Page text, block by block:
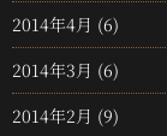
2014年4月 (6)
2014年3月 (6)
2014年2月 (9)